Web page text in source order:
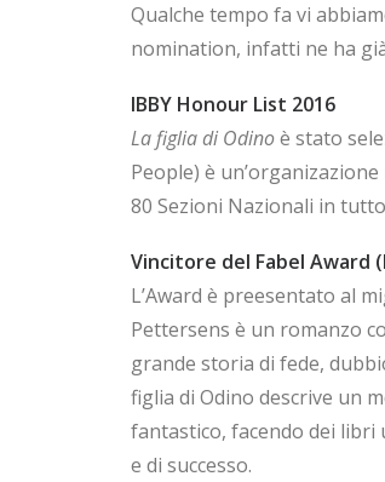
Qualche tempo fa vi
nomination, infatti ne ha
IBBY Honour List 2016
La figlia di Odinoè stato
People) è
80 Sezioni Nazionali in
Vincitore del Fabel Award
L’Award è preesentato al
Pettersens è un romanzo
grande storia di fede,
figlia di Odino descrive un
fantastico, facendo dei libri
e di successo.